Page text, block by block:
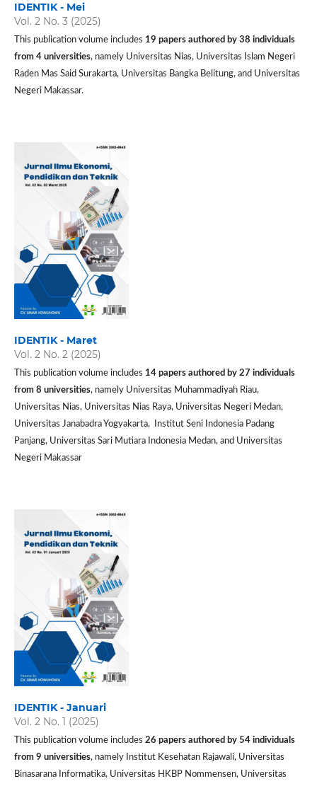
IDENTIK - Mei
Vol. 2 No. 3 (2025)
This publication volume includes 19 papers authored by 38 individuals
from 4 universities, namely Universitas Nias, Universitas Islam Negeri
Raden Mas Said Surakarta, Universitas Bangka Belitung, and Universitas
Negeri Makassar.
IDENTIK - Maret
Vol. 2 No. 2 (2025)
This publication volume includes 14 papers authored by 27 individuals
from 8 universities, namely Universitas Muhammadiyah Riau,
Universitas Nias, Universitas Nias Raya, Universitas Negeri Medan,
Universitas Janabadra Yogyakarta, Institut Seni Indonesia Padang
Panjang, Universitas Sari Mutiara Indonesia Medan, and Universitas
Negeri Makassar
IDENTIK - Januari
Vol. 2 No. 1 (2025)
This publication volume includes 26 papers authored by 54 individuals
from 9 universities, namely Institut Kesehatan Rajawali, Universitas
Binasarana Informatika, Universitas HKBP Nommensen, Universitas